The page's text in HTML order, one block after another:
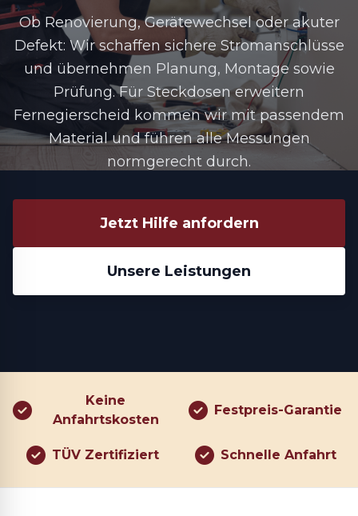
Ob Renovierung, Gerätewechsel oder akuter
Defekt: Wir schaffen sichere Stromanschlüsse
und übernehmen Planung, Montage sowie
Prüfung. Für Steckdosen erweitern
Fernegierscheid kommen wir mit passendem
Material und führen alle Messungen
normgerecht durch.
Jetzt Hilfe anfordern
Unsere Leistungen
Keine
Anfahrtskosten
Festpreis-Garantie
TÜV Zertifiziert Schnelle Anfahrt